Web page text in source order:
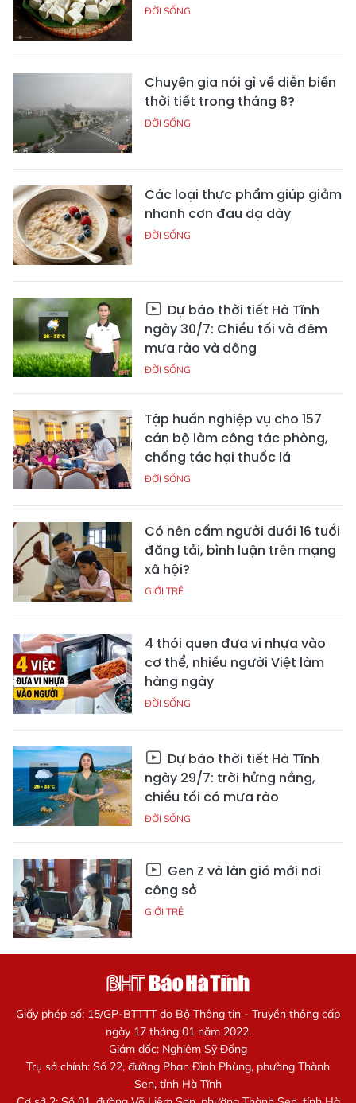
ĐỜI SỐNG
Chuyên gia nói gì về diễn biến
thời tiết trong tháng 8?
ĐỜI SỐNG
Các loại thực phẩm giúp giảm
nhanh cơn đau dạ dày
ĐỜI SỐNG
Dự báo thời tiết Hà Tĩnh
ngày 30/7: Chiều tối và đêm
mưa rào và dông
ĐỜI SỐNG
Tập huấn nghiệp vụ cho 157
cán bộ làm công tác phòng,
chống tác hại thuốc lá
ĐỜI SỐNG
Có nên cấm người dưới 16 tuổi
đăng tải, bình luận trên mạng
xã hội?
GIỚI TRẺ
4 thói quen đưa vi nhựa vào
cơ thể, nhiều người Việt làm
hàng ngày
ĐỜI SỐNG
Dự báo thời tiết Hà Tĩnh
ngày 29/7: trời hửng nắng,
chiều tối có mưa rào
ĐỜI SỐNG
Gen Z và làn gió mới nơi
công sở
GIỚI TRẺ
Giấy phép số: 15/GP-BTTTT do Bộ Thông tin - Truyền thông cấp
ngày 17 tháng 01 năm 2022.
Giám đốc: Nghiêm Sỹ Đống
Trụ sở chính: Số 22, đường Phan Đình Phùng, phường Thành
Sen, tỉnh Hà Tĩnh